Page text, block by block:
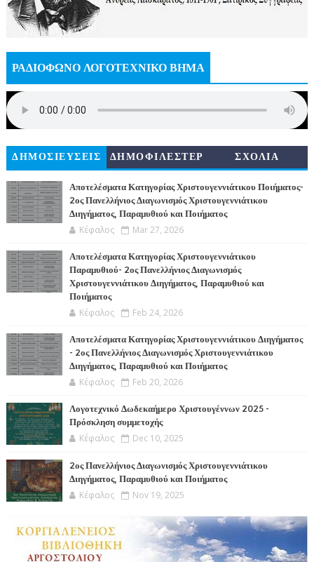
ΡΑΔΙΟΦΩΝΟ ΛΟΓΟΤΕΧΝΙΚΟ ΒΗΜΑ
ΔΗΜΟΣΙΕΥΣΕΙΣ
ΔΗΜΟΦΙΛΕΣΤΕΡ
ΣΧΟΛΙΑ
Αποτελέσματα Κατηγορίας Χριστουγεννιάτικου Ποιήματος-
2ος Πανελλήνιος Διαγωνισμός Χριστουγεννιάτικου
Διηγήματος, Παραμυθιού και Ποιήματος
Κέφαλος Mar 27, 2026
Αποτελέσματα Κατηγορίας Χριστουγεννιάτικου
Παραμυθιού- 2ος Πανελλήνιος Διαγωνισμός
Χριστουγεννιάτικου Διηγήματος, Παραμυθιού και
Ποιήματος
Κέφαλος Feb 24, 2026
Αποτελέσματα Κατηγορίας Χριστουγεννιάτικου Διηγήματος
- 2ος Πανελλήνιος Διαγωνισμός Χριστουγεννιάτικου
Διηγήματος, Παραμυθιού και Ποιήματος
Κέφαλος Feb 20, 2026
Λογοτεχνικό Δωδεκαήμερο Χριστουγέννων 2025 -
Πρόσκληση συμμετοχής
Κέφαλος Dec 10, 2025
2ος Πανελλήνιος Διαγωνισμός Χριστουγεννιάτικου
Διηγήματος, Παραμυθιού και Ποιήματος
Κέφαλος Nov 19, 2025